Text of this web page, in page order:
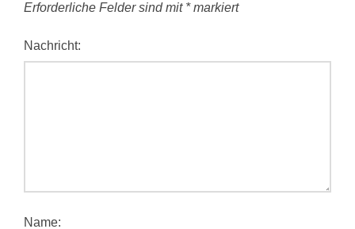
Erforderliche Felder sind mit *markiert
Nachricht:
Name: